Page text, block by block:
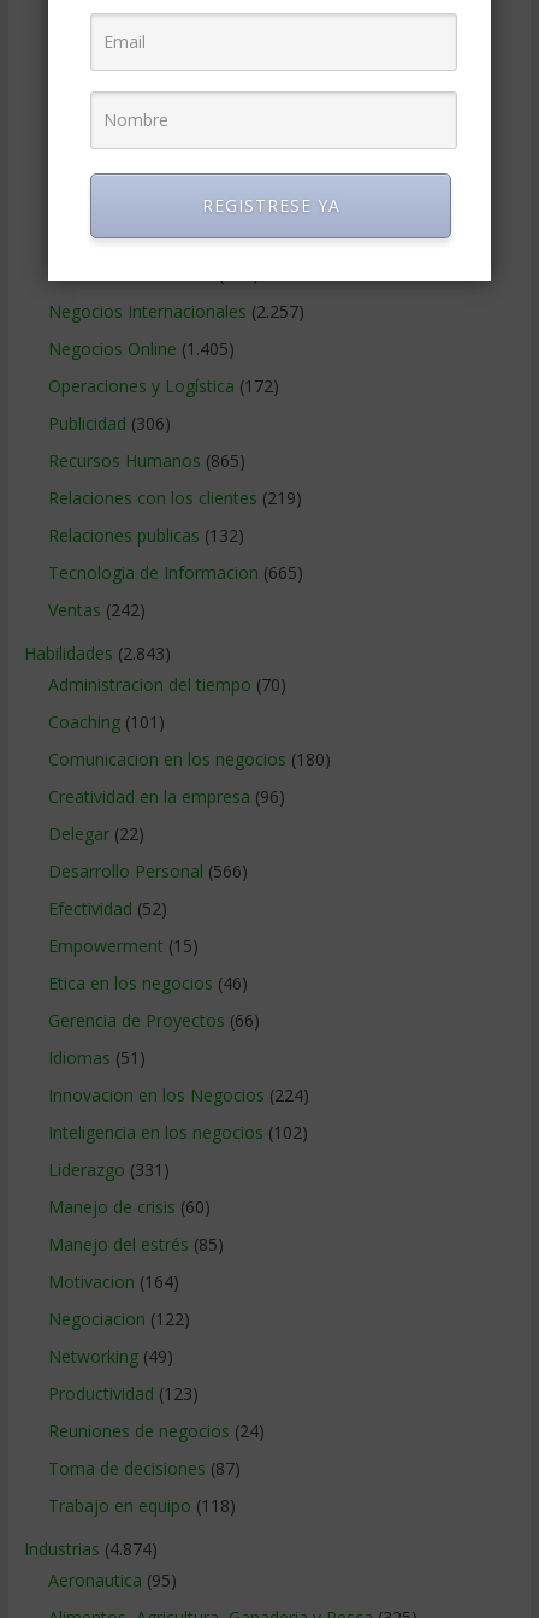
Estrategia Empresarial(304)
Finanzas Corporativas
Gerencia social y ambiental(223)
Gobierno Corporativo
Marketing Digital(247)
Negocios Internacionales (2.257)
Negocios Online (1.405)
Operaciones y Logística (172)
Publicidad (306)
Recursos Humanos (865)
Relaciones con los clientes (219)
Relaciones publicas (132)
Tecnologia de Informacion (665)
Ventas (242)
Habilidades (2.843)
Administracion del tiempo (70)
Coaching(101)
Comunicacion en los negocios (180)
Creatividad en la empresa (96)
Delegar(22)
Desarrollo Personal (566)
Efectividad (52)
Empowerment (15)
Etica en los negocios (46)
Gerencia de Proyectos (66)
Idiomas (51)
Innovacion en los Negocios (224)
Inteligencia en los negocios (102)
Liderazgo (331)
Manejo de crisis (60)
Manejo del estrés (85)
Motivacion (164)
Negociacion (122)
Networking(49)
Productividad (123)
Reuniones de negocios (24)
Toma de decisiones (87)
Trabajo en equipo (118)
Industrias (4.874)
Aeronautica (95)
REGISTRESE YA